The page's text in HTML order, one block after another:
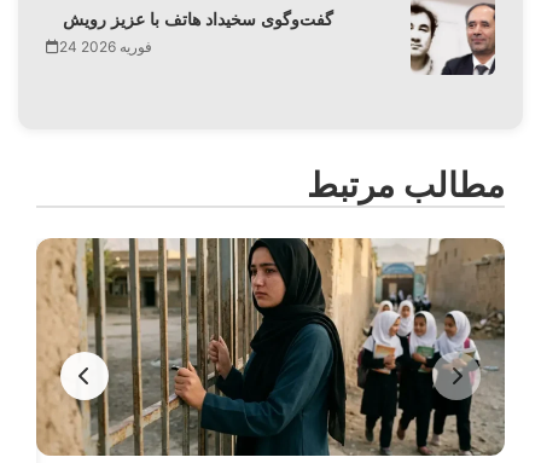
گفت‌وگوی سخیداد هاتف با عزیز رویش
24 فوریه 2026
مطالب مرتبط